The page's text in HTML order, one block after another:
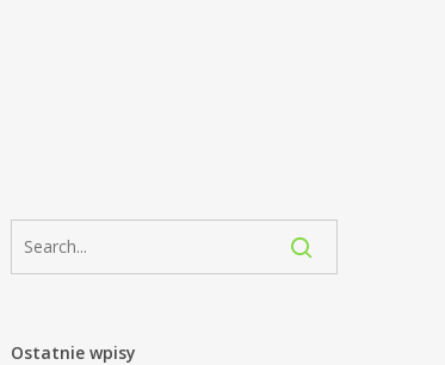
Ostatnie wpisy